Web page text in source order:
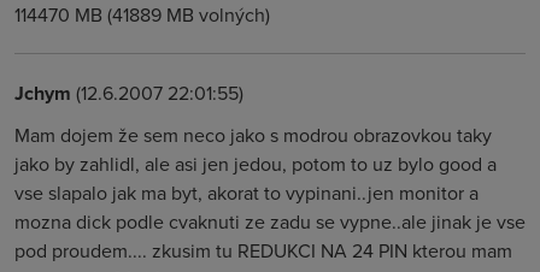
114470 MB (41889 MB volných)
Jchym (12.6.2007 22:01:55)
Mam dojem že sem neco jako s modrou obrazovkou taky
jako by zahlidl, ale asi jen jedou, potom to uz bylo good a
vse slapalo jak ma byt, akorat to vypinani..jen monitor a
mozna dick podle cvaknuti ze zadu se vypne..ale jinak je vse
pod proudem.... zkusim tu REDUKCI NA 24 PIN kterou mam